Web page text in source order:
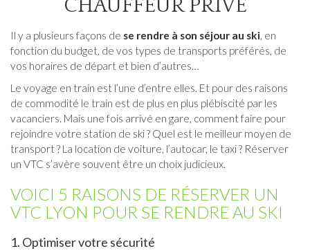
CHAUFFEUR PRIVÉ
Il y a plusieurs façons de se rendre à son séjour au ski, en
fonction du budget, de vos types de transports préférés, de
vos horaires de départ et bien d’autres…
Le voyage en train est l’une d’entre elles. Et pour des raisons
de commodité le train est de plus en plus plébiscité par les
vacanciers. Mais une fois arrivé en gare, comment faire pour
rejoindre votre station de ski ? Quel est le meilleur moyen de
transport ? La location de voiture, l’autocar, le taxi ? Réserver
un VTC s’avère souvent être un choix judicieux.
VOICI 5 RAISONS DE RÉSERVER UN
VTC LYON POUR SE RENDRE AU SKI
1. Optimiser votre sécurité